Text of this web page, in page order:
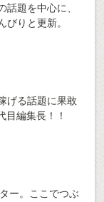
題を中心に、
りと更新。
げる話題に果敢
編集長！！
ー。ここでつぶ